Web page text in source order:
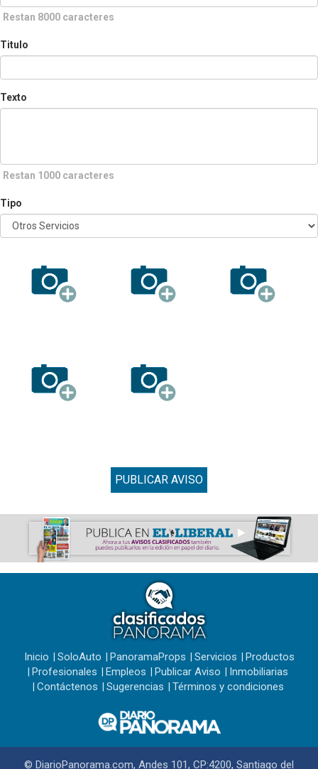
Restan 8000 caracteres
Titulo
Texto
Restan 1000 caracteres
Tipo
PUBLICAR AVISO
Inicio SoloAuto PanoramaProps Servicios
Productos
Profesionales
Empleos Publicar Aviso
Inmobiliarias
Contáctenos
Sugerencias Términos y condiciones
© DiarioPanorama.com, Andes 101, CP:4200, Santiago del